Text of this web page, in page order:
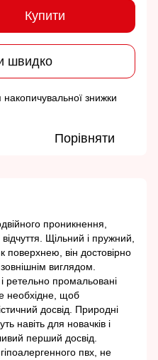
Купити
швидко
знижки
Порівняти
проникнення,
Щільний і пружний,
він достовірно
виглядом.
ретельно промальовані
необхідне, щоб
досвід. Природні
навіть для новачків і
перший досвід.
пвх, не